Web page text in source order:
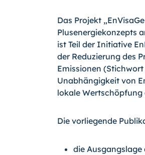
Das Projekt
Plusenergiekonzepts
ist Teil der Initiative
der Re­duzierung des
Emissionen
Unabhängigkeit von
lokale
Die vorliegende
die Ausgangslage